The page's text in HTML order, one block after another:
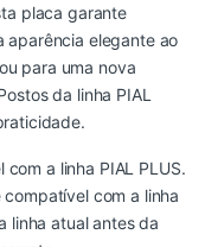
placa garante
aparência elegante ao
para uma nova
da linha PIAL
a linha PIAL PLUS.
com a linha
linha atual antes da